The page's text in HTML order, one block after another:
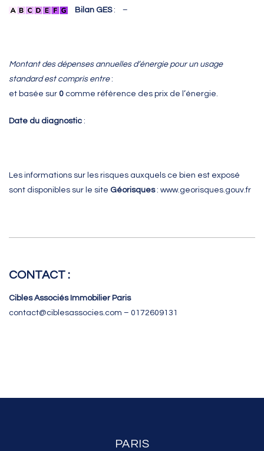
Bilan GES: –
Montant des dépenses annuelles d’énergie pour un usage
standard est compris entre:
et basée sur 0 comme référence des prix de l’énergie.
Date du diagnostic :
Les informations sur les risques auxquels ce bien est exposé
sont disponibles sur le site Géorisques: www.georisques.gouv.fr
CONTACT :
Cibles Associés Immobilier Paris
contact@ciblesassocies.com – 0172609131
PARIS